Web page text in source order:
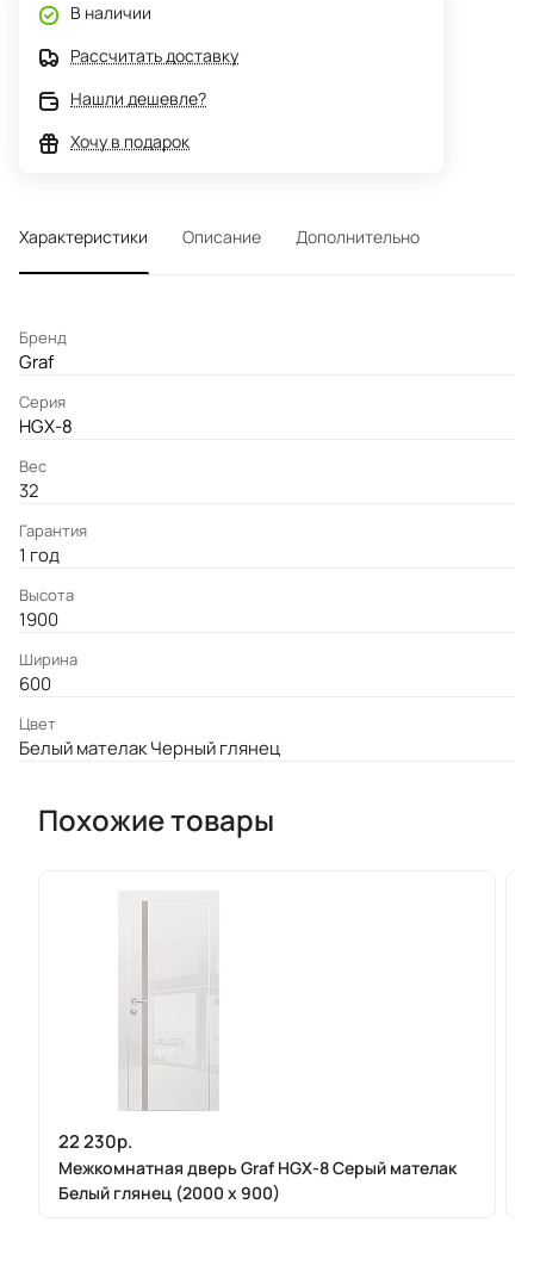
В наличии
Рассчитать доставку
Нашли дешевле?
Хочу в подарок
Характеристики Описание Дополнительно
Бренд
Graf
Серия
HGX-8
Вес
32
Гарантия
1 год
Высота
1900
Ширина
600
Цвет
Белый мателак Черный глянец
Похожие товары
22 230р.
Межкомнатная дверь Graf HGX-8 Серый мателак
Белый глянец (2000 х 900)